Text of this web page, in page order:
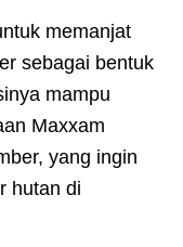
memanjat
sebagai bentuk
mampu
Maxxam
yang ingin
hutan di